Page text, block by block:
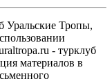
Уральские Тропы,
- турклуб
материалов в